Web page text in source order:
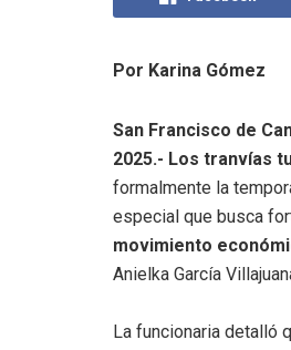
Por Karina Gómez
San Francisco de
2025.- Los tranvías
formalmente la
especial que busca
movimiento
Anielka García
La funcionaria detalló